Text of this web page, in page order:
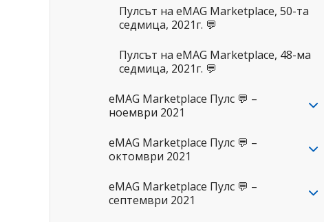
Пулсът на eMAG Marketplace, 50-та
седмица, 2021г. 💬
Пулсът на eMAG Marketplace, 48-ма
седмица, 2021г. 💬
eMAG Marketplace Пулс 💬 –
ноември 2021
eMAG Marketplace Пулс 💬 –
октомври 2021
eMAG Marketplace Пулс 💬 –
септември 2021